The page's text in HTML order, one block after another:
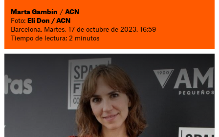
Marta Gambín /ACN
Foto: Eli Don / ACN
Barcelona. Martes, 17 de octubre de 2023. 16:59
Tiempo de lectura: 2 minutos